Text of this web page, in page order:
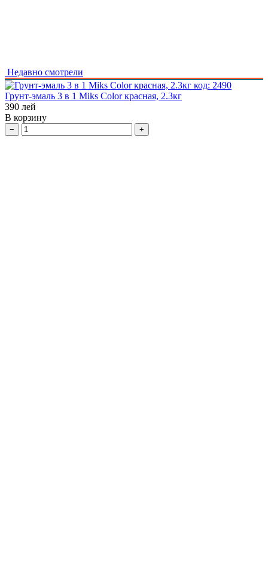
Недавно смотрели
код: 2490
Грунт-эмаль 3 в 1 Miks Color красная, 2.3кг
390 лей
В корзину
− +